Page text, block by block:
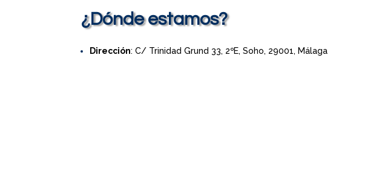
¿Dónde estamos?
Dirección: C/ Trinidad Grund 33, 2ºE, Soho, 29001, Málaga